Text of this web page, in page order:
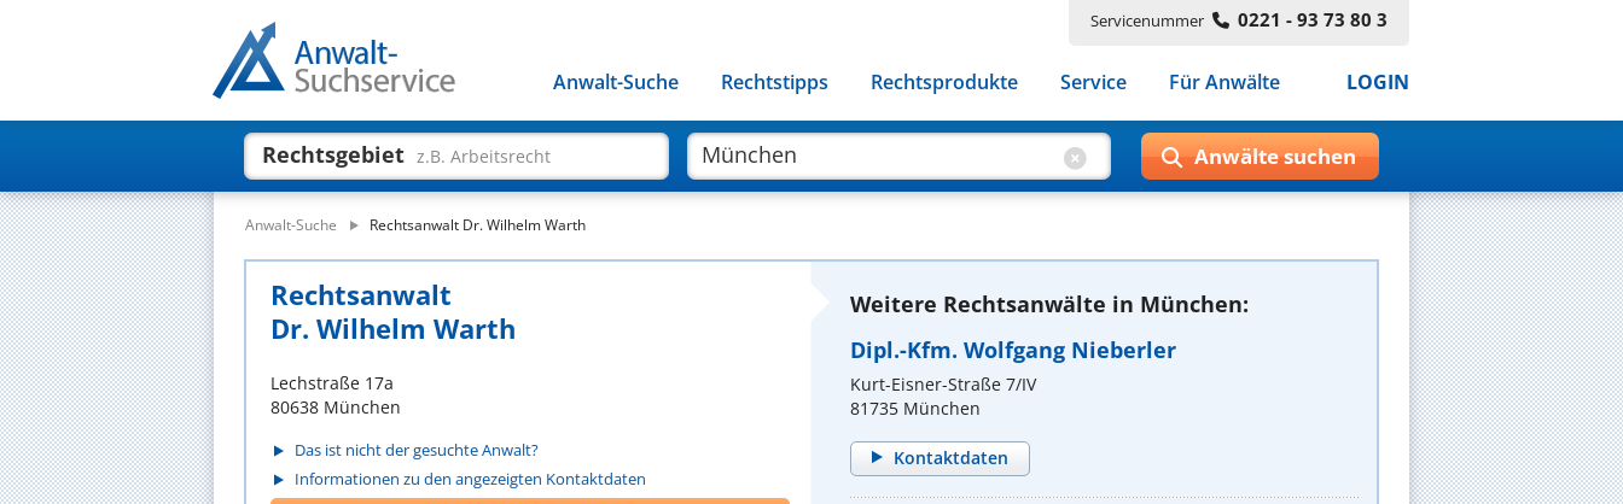
Servicenummer 0221 - 93 73 80 3
Anwalt-Suche Rechtstipps Rechtsprodukte Service Für Anwälte LOGIN
Rechtsgebiet z.B. Arbeitsrecht
Anwalt-Suche Rechtsanwalt Dr. Wilhelm Warth
Rechtsanwalt
Dr. Wilhelm Warth
Lechstraße 17a
80638 München
Das ist nicht der gesuchte Anwalt?
Informationen zu den angezeigten Kontaktdaten
Weitere Rechtsanwälte in München:
Dipl.-Kfm. Wolfgang Nieberler
Kurt-Eisner-Straße 7/IV
81735 München
Kontaktdaten